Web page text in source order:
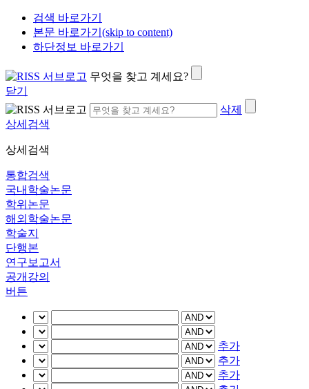
검색 바로가기
본문 바로가기(skip to content)
하단정보 바로가기
무엇을 찾고 계세요?
닫기
삭제
상세검색
상세검색
통합검색
국내학술논문
학위논문
해외학술논문
학술지
단행본
연구보고서
공개강의
버튼
추가
추가
추가